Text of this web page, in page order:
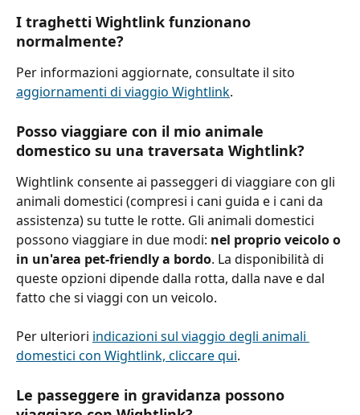
I traghetti Wightlink funzionano
normalmente?
Per informazioni aggiornate, consultate il sito
aggiornamenti di viaggio Wightlink.
Posso viaggiare con il mio animale
domestico su una traversata Wightlink?
Wightlink consente ai passeggeri di viaggiare con gli
animali domestici (compresi i cani guida e i cani da
assistenza) su tutte le rotte. Gli animali domestici
possono viaggiare in due modi: nel proprio veicolo o
in un'area pet-friendly a bordo. La disponibilità di
queste opzioni dipende dalla rotta, dalla nave e dal
fatto che si viaggi con un veicolo.
Per ulteriori indicazioni sul viaggio degli animali
domestici con Wightlink, cliccare qui.
Le passeggere in gravidanza possono